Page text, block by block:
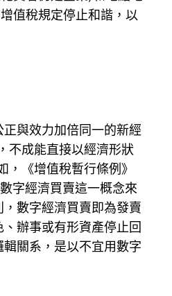
值稅規定停止和諧，以
與效力加倍同一的新經
不成能直接以經濟形狀
《增值稅暫行條例》
字經濟買賣這一概念來
數字經濟買賣即為發賣
辦事或有形資產停止回
關系，是以不宜用數字